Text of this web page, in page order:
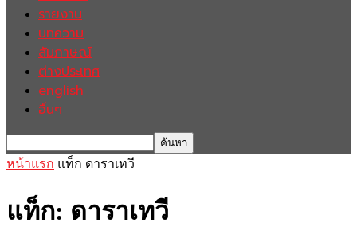
รายงาน
บทความ
สัมภาษณ์
ต่างประเทศ
english
อื่นๆ
หน้าแรก แท็ก ดาราเทวี
แท็ก: ดาราเทวี